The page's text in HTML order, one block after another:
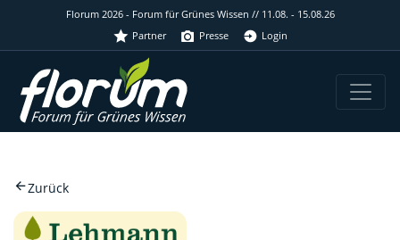
Florum 2026 - Forum für Grünes Wissen // 11.08. - 15.08.26
Partner
Presse Login
Zurück